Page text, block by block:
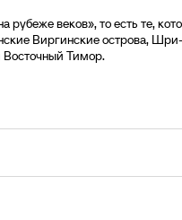
веков», то есть те,
Виргинские острова,
Тимор.